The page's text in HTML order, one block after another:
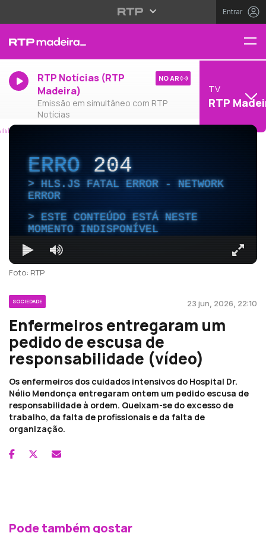
Entrar
RTP Notícias (RTP
Madeira)
Emissão em simultâneo com RTP
Notícias
NO AR
TV
RTP
ERRO204
HLS.JS FATAL ERROR - NETWORK
ERROR
ESTE CONTEÚDO ESTÁ NESTE
MOMENTO INDISPONÍVEL
Foto: RTP
SOCIEDADE 23 jun, 2026, 22:10
Enfermeiros entregaram um
pedido de escusa de
responsabilidade (vídeo)
Os enfermeiros dos cuidados intensivos do Hospital Dr.
Nélio Mendonça entregaram ontem um pedido escusa de
responsabilidade à ordem. Queixam-se do excesso de
trabalho, da falta de profissionais e da falta de
organização.
Pode também gostar